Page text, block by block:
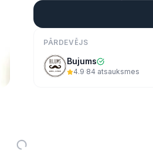
PĀRDEVĒJS
Bujums
4.9·84 atsauksmes